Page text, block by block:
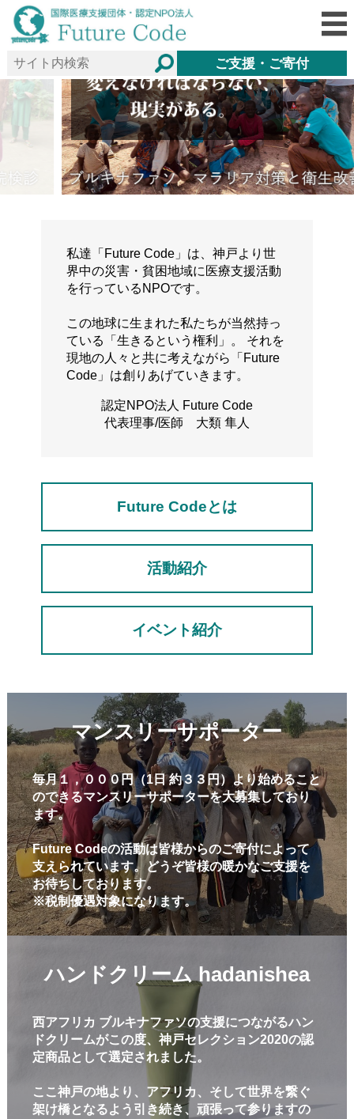
ご支援・ご寄付
私達「Future Code」は、神戸より世
界中の災害・貧困地域に医療支援活動
を行っているNPOです。
この地球に生まれた私たちが当然持っ
ている「生きるという権利」。 それを
現地の人々と共に考えながら「Future
Code」は創りあげていきます。
認定NPO法人 Future Code
代表理事/医師 大類 隼人
Future Codeとは
活動紹介
イベント紹介
マンスリーサポーター
毎月１，０００円（1日 約３３円）より始めること
のできるマンスリーサポーターを大募集しており
ます。
Future Codeの活動は皆様からのご寄付によって
支えられています。どうぞ皆様の暖かなご支援を
お待ちしております。
※税制優遇対象になります。
ハンドクリーム hadanishea
西アフリカ ブルキナファソの支援につながるハン
ドクリームがこの度、神戸セレクション2020の認
定商品として選定されました。
ここ神戸の地より、アフリカ、そして世界を繋ぐ
架け橋となるよう引き続き、頑張って参りますの